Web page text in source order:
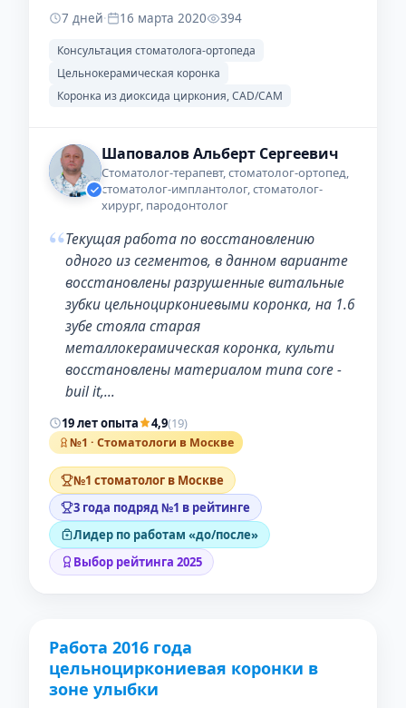
7 дней· 16 марта 2020 394
Консультация стоматолога-ортопеда
Цельнокерамическая коронка
Коронка из диоксида циркония, CAD/CAM
Шаповалов Альберт Сергеевич
Стоматолог-терапевт, стоматолог-ортопед,
стоматолог-имплантолог, стоматолог-
хирург, пародонтолог
“Текущая работа по восстановлению
одного из сегментов, в данном варианте
восстановлены разрушенные витальные
зубки цельноциркониевыми коронка, на 1.6
зубе стояла старая
металлокерамическая коронка, культи
восстановлены материалом типа core -
buil it,…
19 лет опыта 4,9(19)
№1 · Стоматологи в Москве
№1 стоматолог в Москве
3 года подряд №1 в рейтинге
Лидер по работам «до/после»
Выбор рейтинга 2025
ДО
Работа 2016 года
цельноциркониевая коронки в
зоне улыбки